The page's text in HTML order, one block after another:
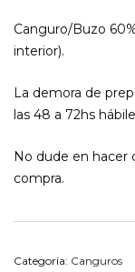
Canguro/Buzo
interior).
La demora de
las 48 a 72hs
No dude en hacer
compra.
Categoría: Canguros